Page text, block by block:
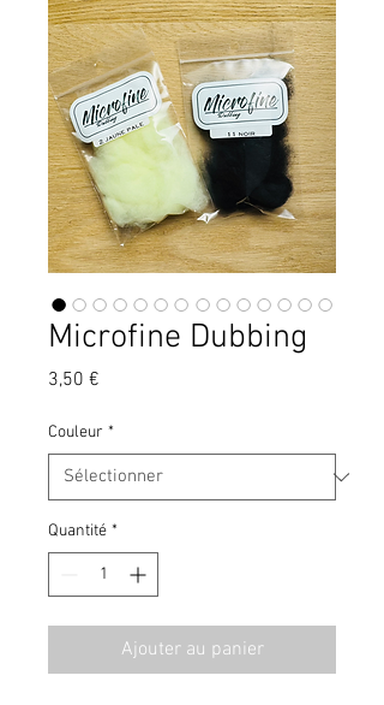
Microfine Dubbing
3,50 €
Couleur *
Quantité *
Ajouter au panier